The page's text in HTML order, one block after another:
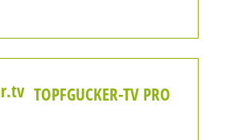
TOPFGUCKER-TV PRO